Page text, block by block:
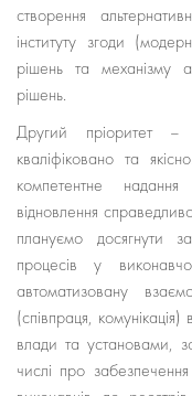
створення
інституту згоди
рішень та механізму
рішень.
Другий пріоритет –
кваліфіковано та
компетентне
відновлення
плануємо досягнути
процесів у
автоматизовану
(співпраця,
влади та установами,
числі про